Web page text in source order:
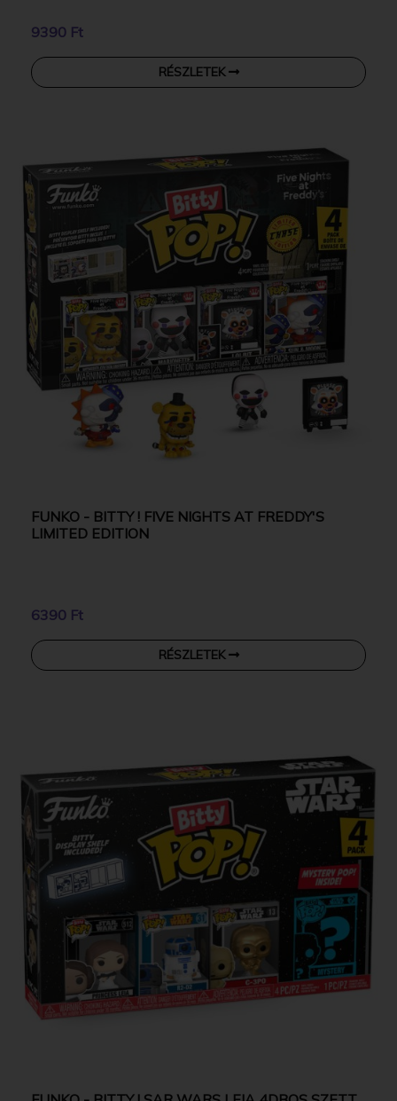
9390 Ft
RÉSZLETEK
FUNKO - BITTY ! FIVE NIGHTS AT FREDDY'S
LIMITED EDITION
6390 Ft
RÉSZLETEK